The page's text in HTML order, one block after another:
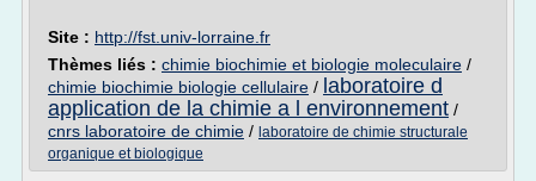
Site : http://fst.univ-lorraine.fr
Thèmes liés : chimie biochimie et biologie moleculaire /
chimie biochimie biologie cellulaire / laboratoire d
application de la chimie a l environnement /
cnrs laboratoire de chimie / laboratoire de chimie structurale
organique et biologique